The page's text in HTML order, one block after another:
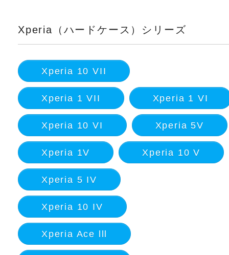
Xperia（ハードケース）シリーズ
Xperia 10 VII
Xperia 1 VII Xperia 1 VI
Xperia 10 VI Xperia 5V
Xperia 1V Xperia 10 V
Xperia 5 IV
Xperia 10 IV
Xperia Ace lll